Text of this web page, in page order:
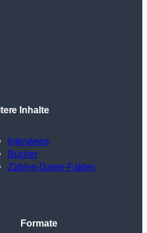
Inhalte
Interviews
Bücher
Zahlen-Daten-Fakten
Formate